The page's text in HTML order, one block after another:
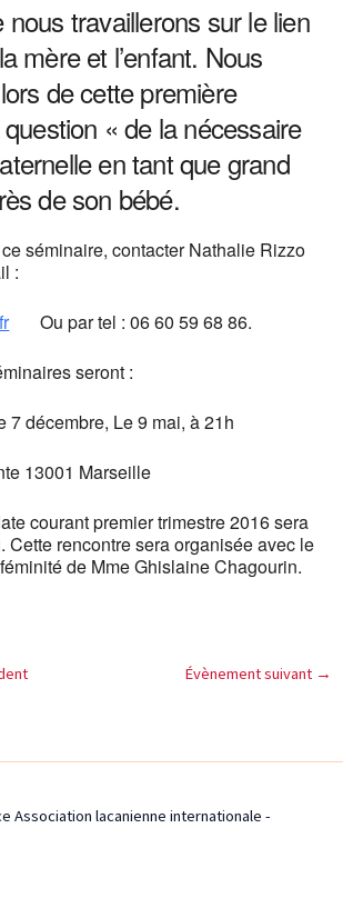
travaillerons sur le lien
mère et l’enfant. Nous
de cette première
« de la nécessaire
en tant que grand
de son bébé.
séminaire, contacter Nathalie Rizzo
:
Ou par tel : 06 60 59 68 86.
seront :
7 décembre, Le 9 mai, à 21h
13001 Marseille
courant premier trimestre 2016 sera
Cette rencontre sera organisée avec le
de Mme Ghislaine Chagourin.
Évènement suivant →
Association lacanienne internationale -